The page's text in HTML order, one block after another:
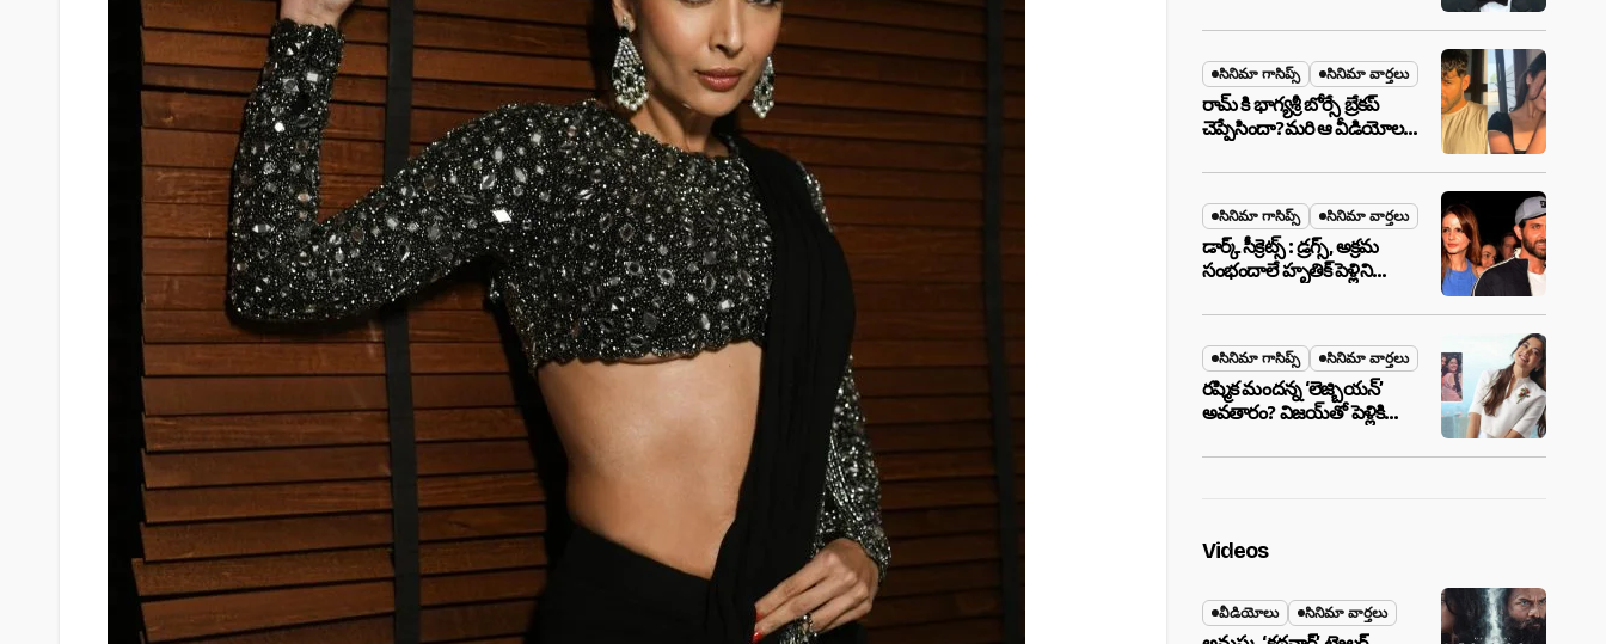
బూడిదయ్యారా? అసలు నిజం
ఇదీ!
సినిమా గాసిప్స్ సినిమా వార్తలు
రామ్ కి భాగ్యశ్రీ బోర్సే బ్రేకప్
చెప్పేసిందా?మరి ఆ వీడియోల
సినిమా గాసిప్స్ సినిమా వార్తలు
డార్క్ సీక్రెట్స్ : డ్రగ్స్, అక్రమ
సంభందాలే హృతిక్ పెళ్లిని
సినిమా గాసిప్స్ సినిమా వార్తలు
రష్మిక మందన్న ‘లెజ్బియన్’
అవతారం? విజయ్‌తో పెళ్లికి
,నిజమేనా?
Videos
వీడియోలు సినిమా వార్తలు